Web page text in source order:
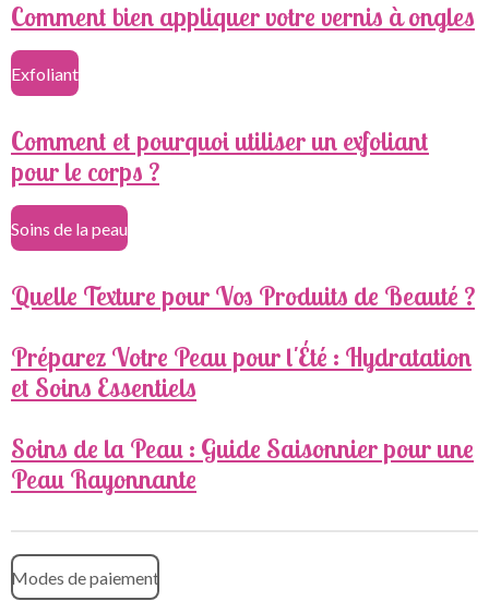
Comment bien appliquer votre vernis à ongles
Exfoliant
Comment et pourquoi utiliser un exfoliant
pour le corps ?
Soins de la peau
Quelle Texture pour Vos Produits de Beauté ?
Préparez Votre Peau pour l'Été : Hydratation
et Soins Essentiels
Soins de la Peau : Guide Saisonnier pour une
Peau Rayonnante
Modes de paiement